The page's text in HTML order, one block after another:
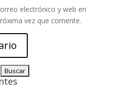
electrónico y web en
vez que comente.